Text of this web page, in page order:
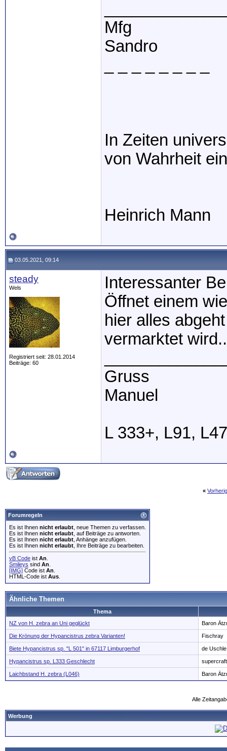
Mfg
Sandro
In Zeiten
von Wahrheit
Heinrich Mann
03.05.2021, 09:14
steady
Wels
Registriert seit: 28.01.2014
Beiträge: 60
Interessanter
Öffnet einem
hier alles
vermarktet
Gruss
Manuel
L 333+, L91,
«
Forumregeln
Es ist Ihnen nicht erlaubt , neue Themen zu verfassen.
Es ist Ihnen nicht erlaubt , auf Beiträge zu antworten.
Es ist Ihnen nicht erlaubt , Anhänge anzufügen.
Es ist Ihnen nicht erlaubt , Ihre Beiträge zu bearbeiten.
vB Code ist An
Smileys sind An
[IMG] Code ist An
HTML-Code ist Aus
Ähnliche Themen
Thema
NZ von H. zebra an Uni geglückt
Baron
Die Krönung der Hypancistrus zebra Varianten! Fischray
Biete Hypancistrus sp. "L 501" in 67117 Limburgerhof de Uschle
Hypancistrus sp. L333 Geschlecht
Laichbstand H. zebra (L046) Baron
Alle
Werbung